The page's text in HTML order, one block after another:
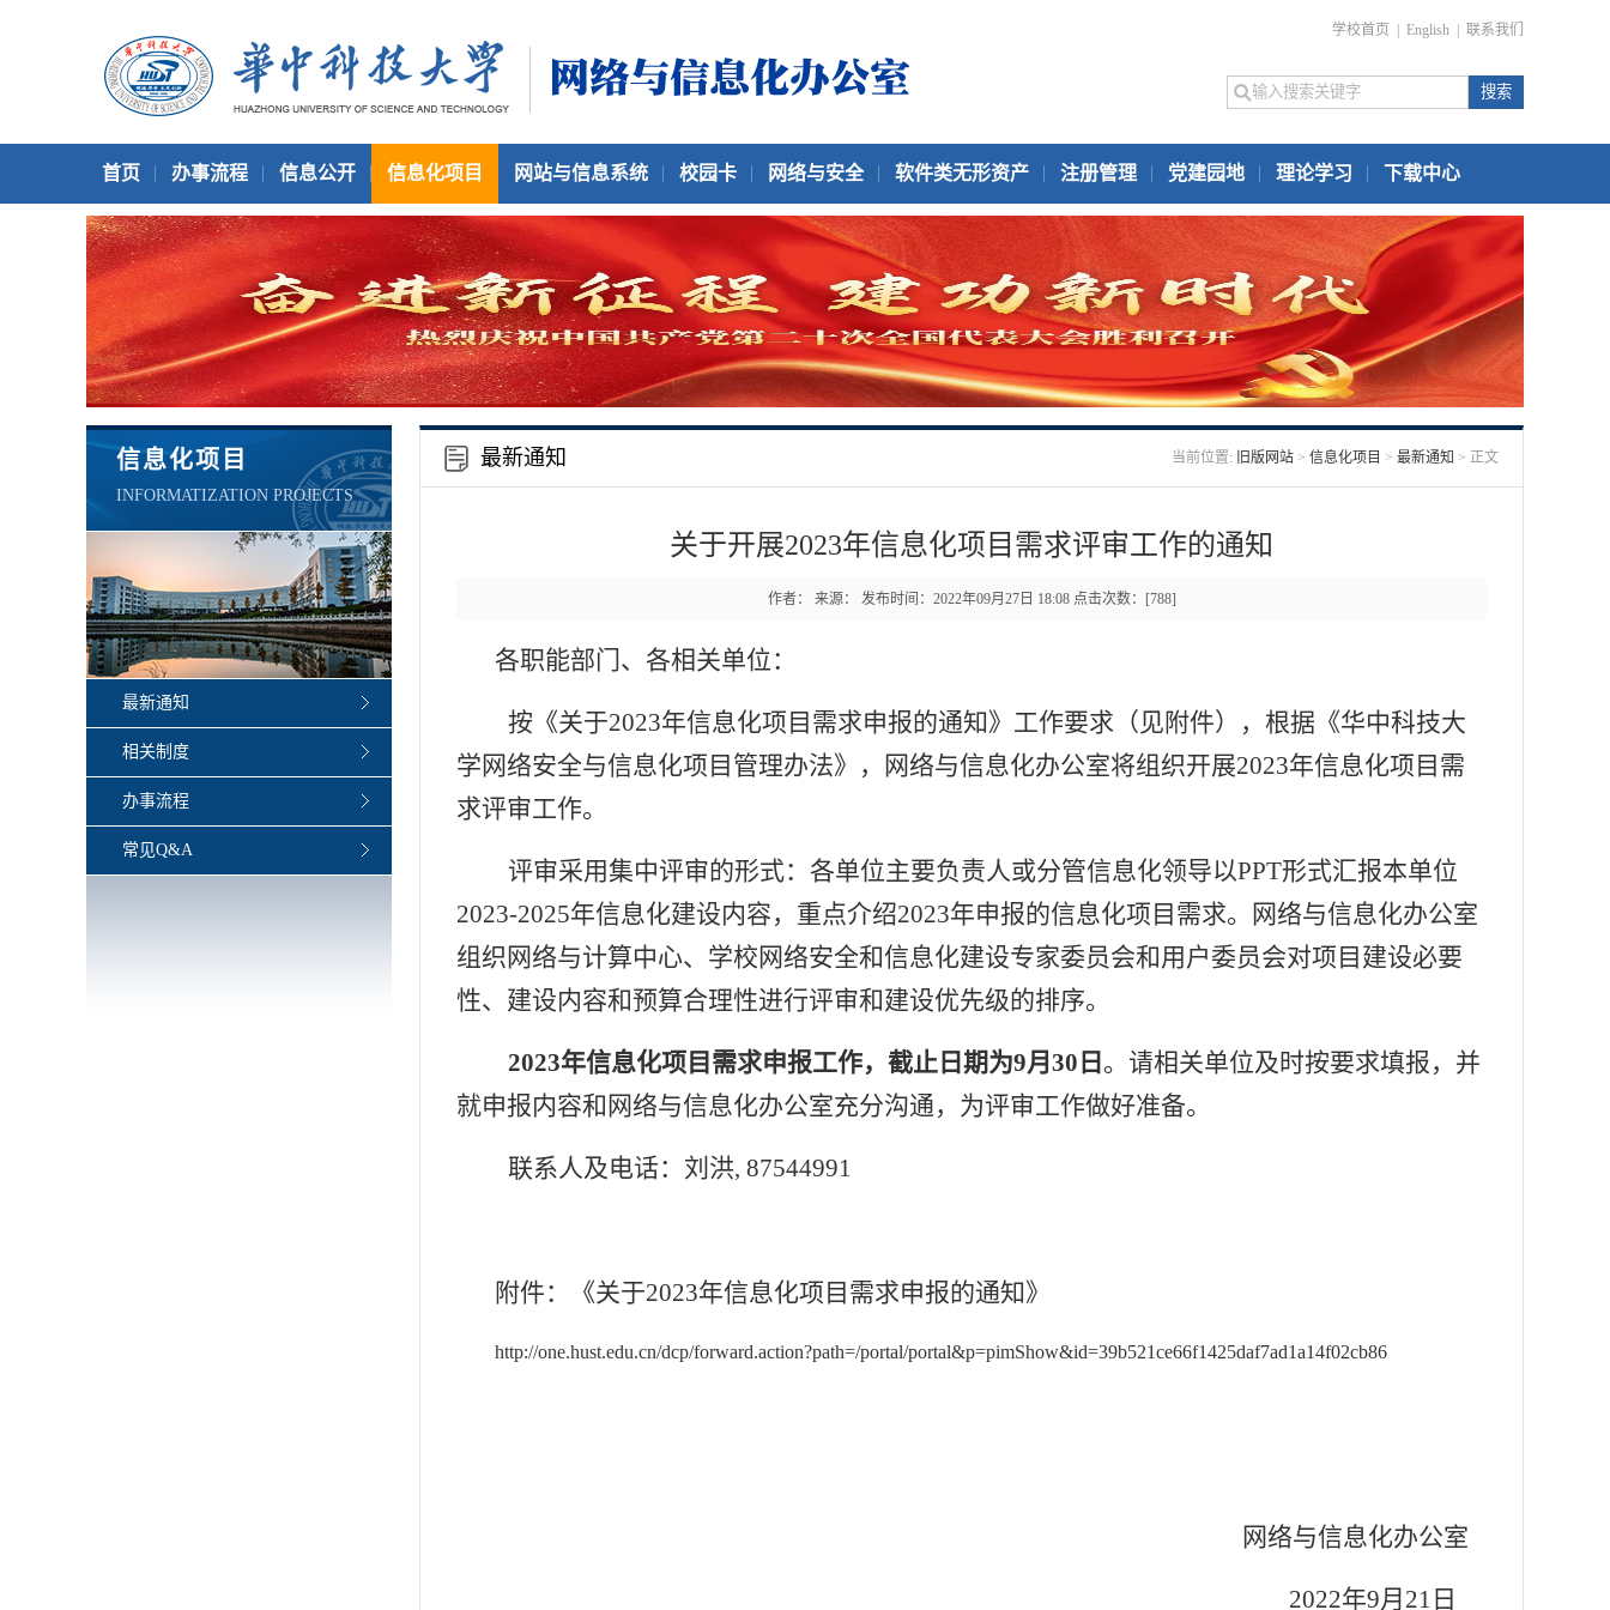
学校首页 English 联系我们
首页 办事流程 信息公开 信息化项目 网站与信息系统 校园卡 网络与安全 软件类无形资产 注册管理 党建园地 理论学习 下载中心
信息化项目
INFORMATIZATION PROJECTS
最新通知
相关制度
办事流程
常见Q&A
最新通知 当前位置: 旧版网站 > 信息化项目 > 最新通知 > 正文
关于开展2023年信息化项目需求评审工作的通知
作者： 来源： 发布时间：2022年09月27日 18:08 点击次数：[788]
各职能部门、各相关单位：
按《关于2023年信息化项目需求申报的通知》工作要求（见附件），根据《华中科技大
学网络安全与信息化项目管理办法》，网络与信息化办公室将组织开展2023年信息化项目需
求评审工作。
评审采用集中评审的形式：各单位主要负责人或分管信息化领导以PPT形式汇报本单位
2023-2025年信息化建设内容，重点介绍2023年申报的信息化项目需求。网络与信息化办公室
组织网络与计算中心、学校网络安全和信息化建设专家委员会和用户委员会对项目建设必要
性、建设内容和预算合理性进行评审和建设优先级的排序。
2023年信息化项目需求申报工作，截止日期为9月 30 日 。请相关单位及时按要求填报，并
就申报内容和网络与信息化办公室充分沟通，为评审工作做好准备。
联系人及电话：刘洪, 87544991
附件：《关于2023年信息化项目需求申报的通知》
http://one.hust.edu.cn/dcp/forward.action?path=/portal/portal&p=pimShow&id=39b521ce66f1425daf7ad1a14f02cb86
网络与信息化办公室
2022年9月 21 日